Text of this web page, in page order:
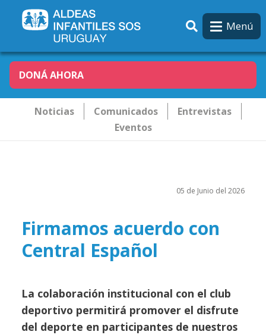
Menú
DONÁ AHORA
Novededades
Noticias Comunicados
Entrevistas
Eventos
05 de Junio del 2026
Firmamos acuerdo con
Central Español
La colaboración institucional con el club
deportivo permitirá promover el disfrute
del deporte en participantes de nuestros